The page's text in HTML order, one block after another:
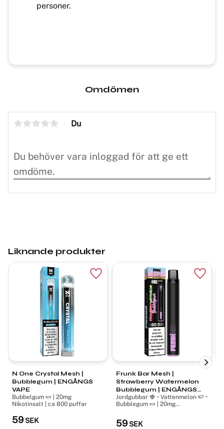
personer.
Omdömen
Du
Liknande produkter
N One Crystal Mesh |
Bubblegum | ENGÅNGS
VAPE
Bubbelgum 🍬 | 20mg
Nikotinsalt | ca 800 puffar
59 SEK
Lägg till i favoriter
Frunk Bar Mesh |
Strawberry Watermelon
Bubblegum | ENGÅNGS
VAPE
Jordgubbar 🍓 • Vattenmelon 🍉 •
Bubblegum 🍬 | 20mg
59 SEK
Lägg